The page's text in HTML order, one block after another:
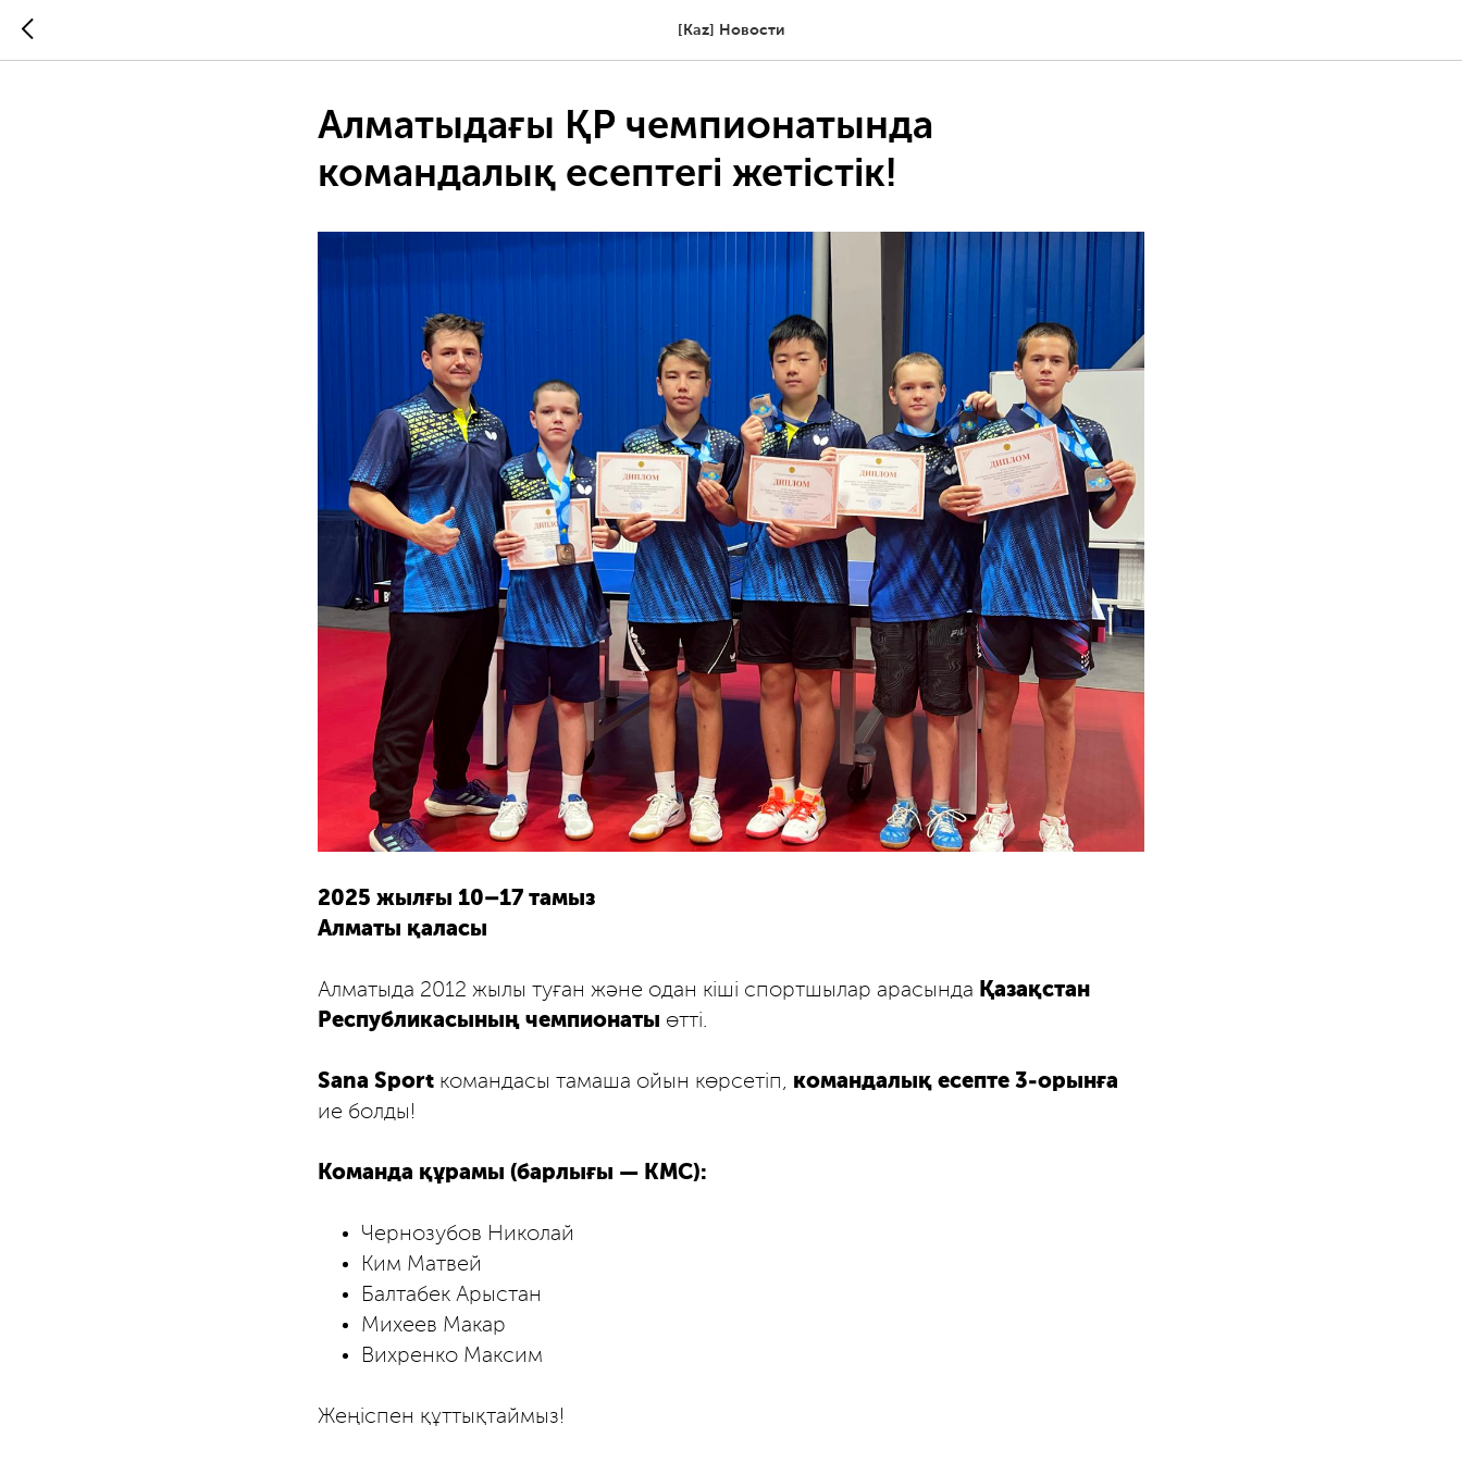
[Kaz] Новости
Алматыдағы ҚР чемпионатында
командалық есептегі жетістік!
2025 жылғы 10–17 тамыз
Алматы қаласы
Алматыда 2012 жылы туған және одан кіші спортшылар арасында Қазақстан
Республикасының чемпионаты өтті.
Sana Sport командасы тамаша ойын көрсетіп, командалық есепте 3-орынға
ие болды!
Команда құрамы (барлығы — КМС):
Чернозубов Николай
Ким Матвей
Балтабек Арыстан
Михеев Макар
Вихренко Максим
Жеңіспен құттықтаймыз!